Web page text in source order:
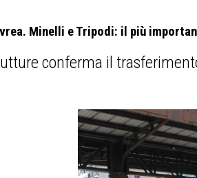
Minelli e Tripodi: il più
conferma il